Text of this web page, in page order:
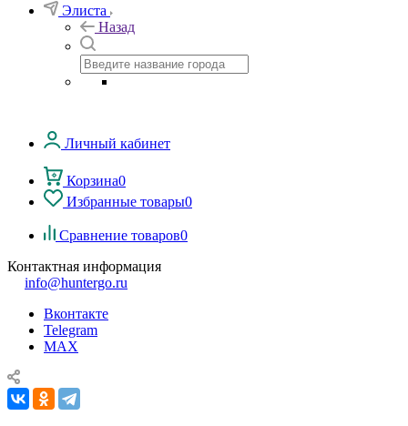
Элиста
Назад
Личный кабинет
Корзина0
Избранные товары0
Сравнение товаров0
Контактная информация
info@huntergo.ru
Вконтакте
Telegram
MAX